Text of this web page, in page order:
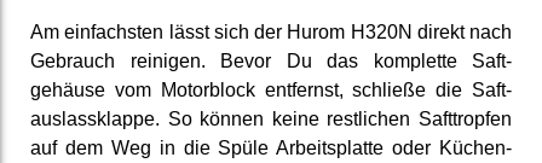
Am einfach­sten lässt sich der Hurom H320N direkt nach
Gebrauch reinigen. Bevor Du das komplette Saft­
gehäuse vom Motor­block ent­fernst, schließe die Saft­
auslass­klappe. So können keine rest­lichen Saft­tropfen
auf dem Weg in die Spüle Arbeits­platte oder Küchen­